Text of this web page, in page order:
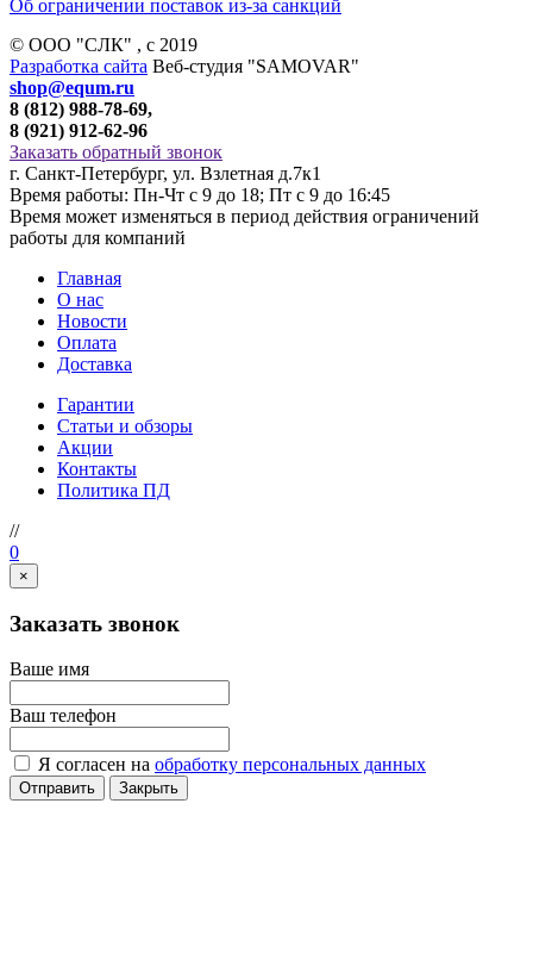
Об ограничении поставок из-за санкций
© ООО "СЛК" , c 2019
Разработка сайта Веб-студия "SAMOVAR"
shop@equm.ru
8 (812) 988-78-69,
8 (921) 912-62-96
Заказать обратный звонок
г. Санкт-Петербург, ул. Взлетная д.7к1
Время работы: Пн-Чт с 9 до 18; Пт с 9 до 16:45
Время может изменяться в период действия ограничений
работы для компаний
Главная
О нас
Новости
Оплата
Доставка
Гарантии
Статьи и обзоры
Акции
Контакты
Политика ПД
//
0
×
Заказать звонок
Ваше имя
Ваш телефон
Я согласен на обработку персональных данных
Отправить Закрыть